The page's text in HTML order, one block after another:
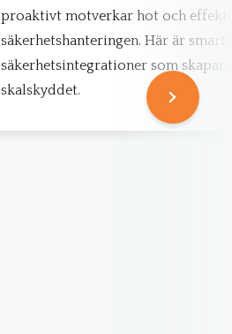
proaktivt motverkar hot och
säkerhetshanteringen. Här är smarta
säkerhetsintegrationer som skapar
skalskyddet.